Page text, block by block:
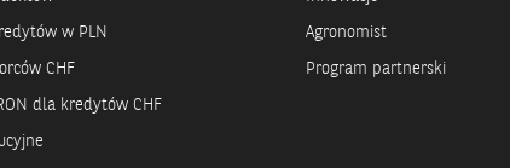
w PLN
CHF
dla kredytów CHF
Agronomist
Program partnerski